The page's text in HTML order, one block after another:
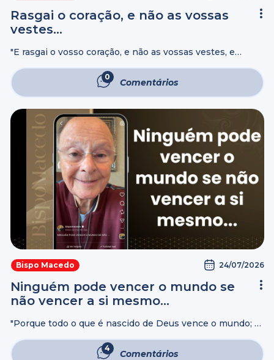
Rasgai o coração, e não as vossas
vestes…
"E rasgai o vosso coração, e não as vossas vestes, e
Misericordioso, e Compassivo, e Tardio em Irar-se, e
Grande em Benignidade, ...
0 Comentários
Bispo Macedo 24/07/2026
Ninguém pode vencer o mundo se
não vencer a si mesmo…
"Porque todo o que é nascido de Deus vence o mundo; e
que vence o mundo, senão ...
4 Comentários